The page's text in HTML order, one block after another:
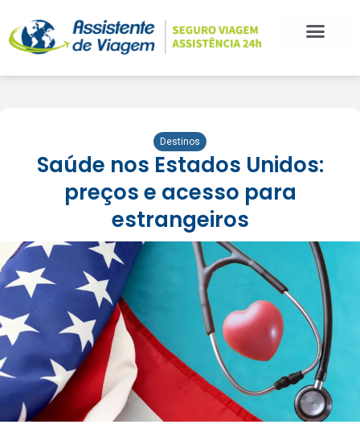
Destinos
Saúde nos Estados Unidos:
preços e acesso para
estrangeiros